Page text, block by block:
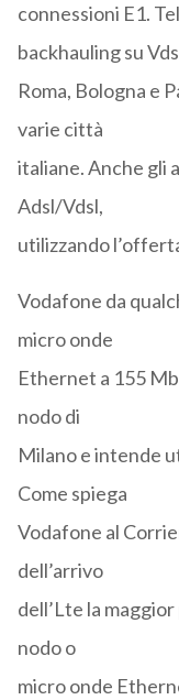
connessioni E1.
backhauling su
Roma, Bologna e
varie città
italiane. Anche gli
Adsl/Vdsl,
utilizzando
Vodafone da
micro onde
Ethernet a 155
nodo di
Milano e intende
Come spiega
Vodafone al
dell’arrivo
dell’Lte la
nodo o
micro onde